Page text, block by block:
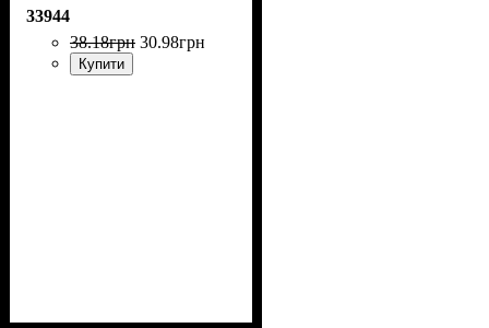
33944
38.18грн 30.98грн
Купити